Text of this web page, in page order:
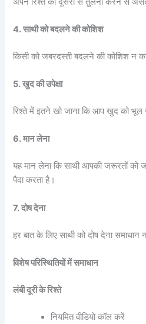
4. साथी को बदलने की कोशिश
किसी को जबरदस्ती बदलने की कोशिश न
5. खुद की उपेक्षा
रिश्ते में इतने खो जाना कि आप खुद को भूल
6. मान लेना
यह मान लेना कि साथी आपकी जरूरतों को
पैदा करता है।
7. दोष देना
हर बात के लिए साथी को दोष देना समाधान
विशेष परिस्थितियों में समाधान
लंबी दूरी के रिश्ते
नियमित वीडियो कॉल करें